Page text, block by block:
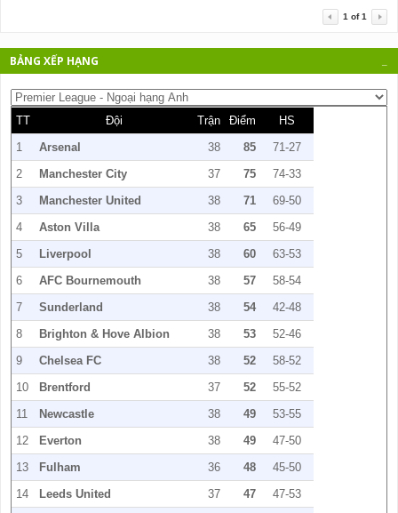
1 of1
BẢNG XẾP HẠNG
TT Đội Trận Điểm
HS
1
Arsenal 38 85
71-27
2
Manchester City 37 75
74-33
3
Manchester United 38 71
69-50
4
Aston Villa 38 65
56-49
5
Liverpool 38 60
63-53
6
AFC Bournemouth 38 57
58-54
7
Sunderland 38 54
42-48
8
Brighton & Hove Albion 38 53
52-46
9
Chelsea FC 38 52
58-52
10
Brentford 37 52
55-52
11
Newcastle 38 49
53-55
12
Everton 38 49
47-50
13
Fulham 36 48
45-50
14
Leeds United 37 47
47-53